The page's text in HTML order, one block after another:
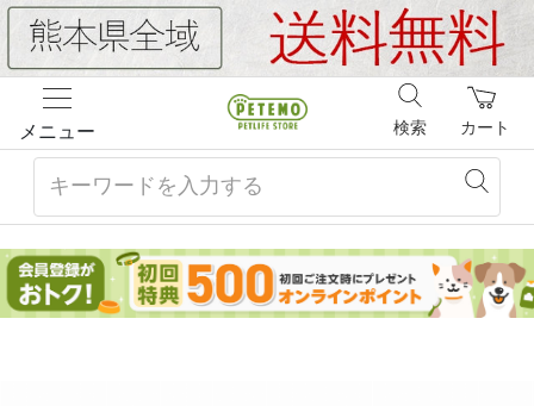
メニュー カート
検索